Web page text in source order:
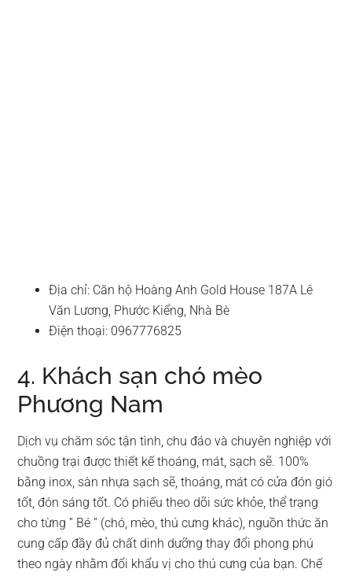
Địa chỉ: Căn hộ Hoàng Anh Gold House 187A Lê
Văn Lương, Phước Kiểng, Nhà Bè
Điện thoại: 0967776825
4. Khách sạn chó mèo
Phương Nam
Dịch vụ chăm sóc tận tình, chu đáo và chuyên nghiệp với
chuồng trại được thiết kế thoáng, mát, sạch sẽ. 100%
bằng inox, sàn nhựa sạch sẽ, thoáng, mát có cửa đón gió
tốt, đón sáng tốt. Có phiếu theo dõi sức khỏe, thể trạng
cho từng ” Bé ” (chó, mèo, thú cưng khác), nguồn thức ăn
cung cấp đầy đủ chất dinh dưỡng thay đổi phong phú
theo ngày nhằm đổi khẩu vị cho thú cưng của bạn. Chế